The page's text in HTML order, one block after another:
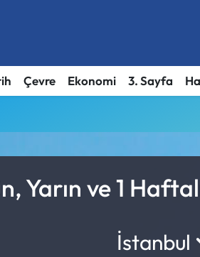
Çevre Ekonomi 3. Sayfa
Yarın ve 1
İstanbul